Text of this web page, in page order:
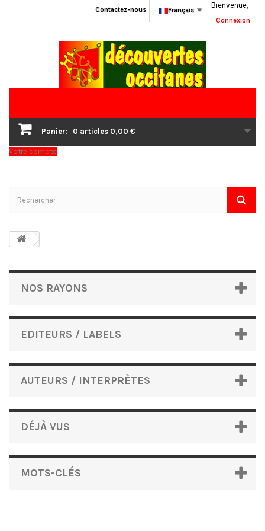
Bienvenue,
Connexion
Français
Contactez-nous
Panier: 0 articles 0,00 €
Votre compte
NOS RAYONS
EDITEURS / LABELS
AUTEURS / INTERPRÈTES
DÉJÀ VUS
MOTS-CLÉS